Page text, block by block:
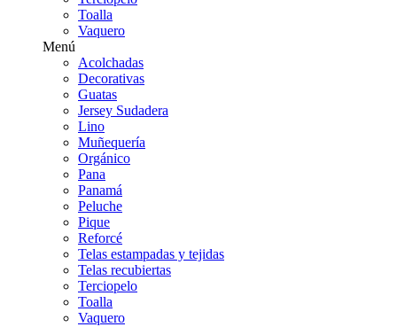
Toalla
Vaquero
Menú
Acolchadas
Decorativas
Guatas
Jersey Sudadera
Lino
Muñequería
Orgánico
Pana
Panamá
Peluche
Pique
Reforcé
Telas estampadas y tejidas
Telas recubiertas
Terciopelo
Toalla
Vaquero